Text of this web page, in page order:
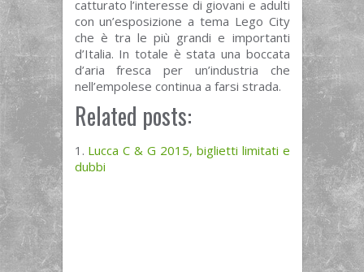
catturato l’interesse di giovani e adulti
con un’esposizione a tema Lego City
che è tra le più grandi e importanti
d’Italia. In totale è stata una boccata
d’aria fresca per un’industria che
nell’empolese continua a farsi strada.
Related posts:
Lucca C & G 2015, biglietti limitati e
dubbi